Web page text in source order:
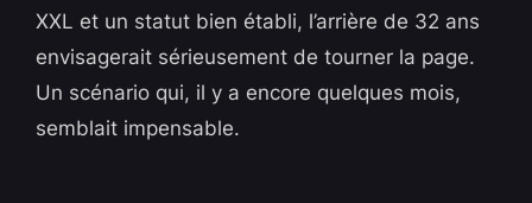
XXL et un statut bien établi, l’arrière de 32 ans
envisagerait sérieusement de tourner la page.
Un scénario qui, il y a encore quelques mois,
semblait impensable.